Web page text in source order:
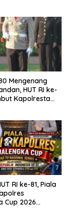
Mengenang
HUT RI ke-
Kapolresta
RI ke-81, Piala
Cup 2026